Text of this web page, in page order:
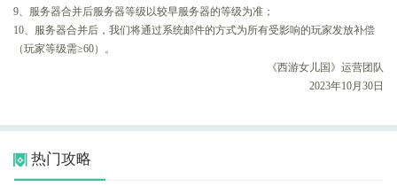
9、服务器合并后服务器等级以较早服务器的等级为准；
10、服务器合并后，我们将通过系统邮件的方式为所有受影响的玩家发放补偿
（玩家等级需≥60）。
《西游女儿国》运营团队
2023年10月30日
热门攻略